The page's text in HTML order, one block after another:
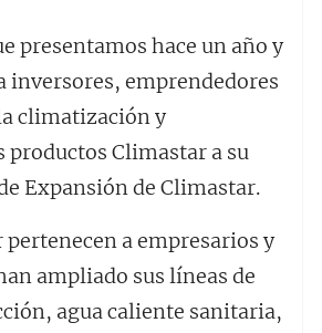
presentamos hace un año y
inversores, emprendedores
climatización y
Climastar a su
Expansión de Climastar.
a empresarios y
ampliado sus líneas de
agua caliente sanitaria,